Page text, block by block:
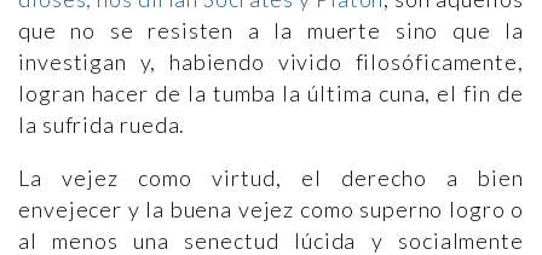
que no se resisten a la muerte sino que la
investigan y, habiendo vivido filosóficamente,
logran hacer de la tumba la última cuna, el fin de
la sufrida rueda.
La vejez como virtud, el derecho a bien
envejecer y la buena vejez como superno logro o
al menos una senectud lúcida y socialmente